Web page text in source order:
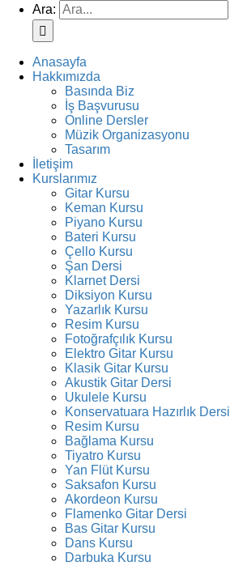
Ara:
Anasayfa
Hakkımızda
Basında Biz
İş Başvurusu
Online Dersler
Müzik Organizasyonu
Tasarım
İletişim
Kurslarımız
Gitar Kursu
Keman Kursu
Piyano Kursu
Bateri Kursu
Çello Kursu
Şan Dersi
Klarnet Dersi
Diksiyon Kursu
Yazarlık Kursu
Resim Kursu
Fotoğrafçılık Kursu
Elektro Gitar Kursu
Klasik Gitar Kursu
Akustik Gitar Dersi
Ukulele Kursu
Konservatuara Hazırlık Dersi
Resim Kursu
Bağlama Kursu
Tiyatro Kursu
Yan Flüt Kursu
Saksafon Kursu
Akordeon Kursu
Flamenko Gitar Dersi
Bas Gitar Kursu
Dans Kursu
Darbuka Kursu